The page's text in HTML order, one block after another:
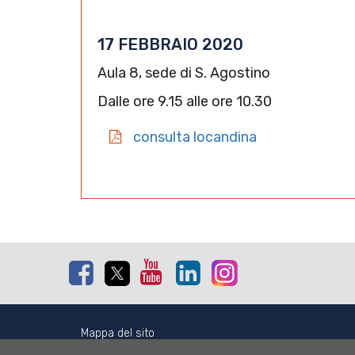
17 FEBBRAIO 2020
Aula 8, sede di S. Agostino
Dalle ore 9.15 alle ore 10.30
consulta locandina
FacebookTwitterYoutubeLinkedin
Mappa del sito